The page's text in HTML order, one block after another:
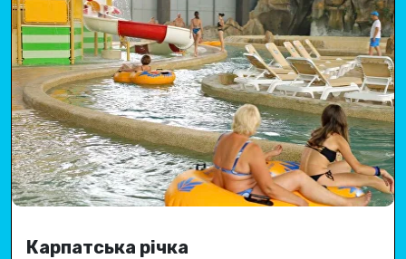
Карпатська річка